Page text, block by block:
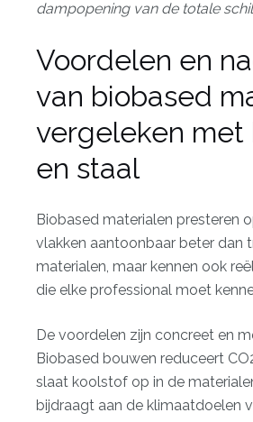
dampopening van de totale
Voordelen en
van biobased
vergeleken met
en staal
Biobased materialen presteren
vlakken aantoonbaar beter dan
materialen, maar kennen ook
die elke professional moet
De voordelen zijn concreet en
Biobased bouwen reduceert
slaat koolstof op in de
bijdraagt aan de klimaatdoelen